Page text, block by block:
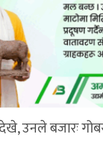
उनले बजारः